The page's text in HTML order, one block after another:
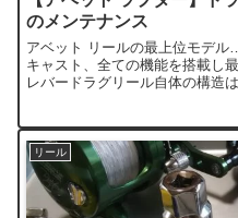
のメンテナンス
アベット リールの最上位モデ
キャスト、全ての機能を搭載し
レバードラグリール自体の構造
リール